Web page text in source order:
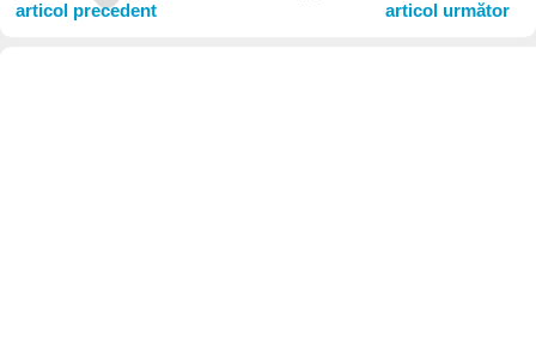
articol precedent articol următor